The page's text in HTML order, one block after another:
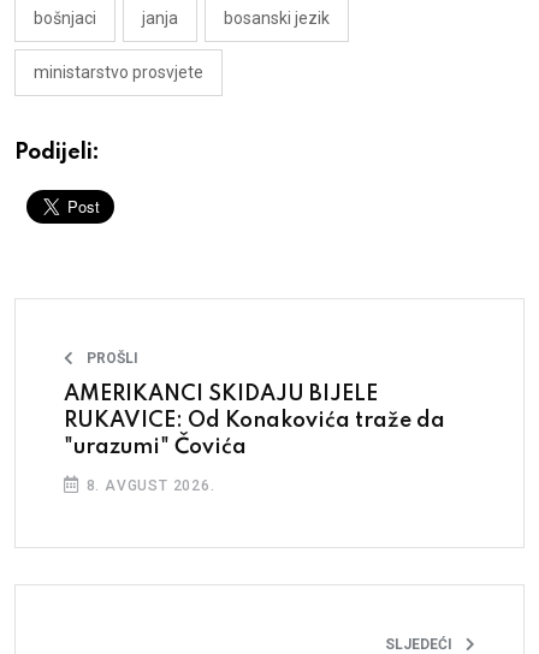
bošnjaci janja bosanski jezik
ministarstvo prosvjete
Podijeli:
PROŠLI
AMERIKANCI SKIDAJU BIJELE
RUKAVICE: Od Konakovića traže da
"urazumi" Čovića
8. AVGUST 2026.
SLJEDEĆI